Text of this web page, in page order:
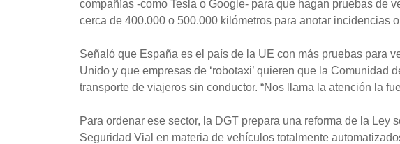
compañías -como Tesla o Google- para que hagan pruebas de
cerca de 400.000 o 500.000 kilómetros para anotar incidencias
Señaló que España es el país de la UE con más pruebas para
Unido y que empresas de ‘robotaxi’ quieren que la Comunidad
transporte de viajeros sin conductor. “Nos llama la atención la
Para ordenar ese sector, la DGT prepara una reforma de la Ley
Seguridad Vial en materia de vehículos totalmente